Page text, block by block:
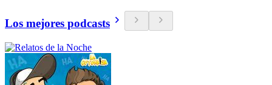
Los mejores podcasts